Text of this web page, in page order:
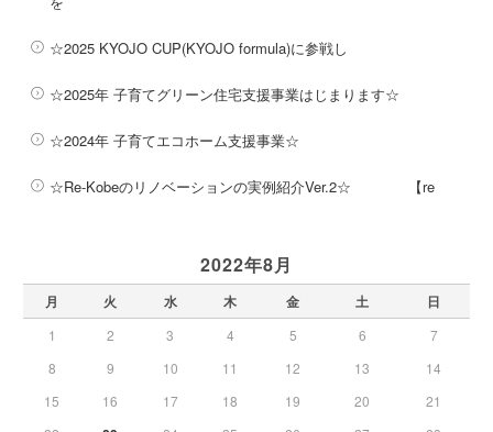
☆2025 KYOJO CUP(KYOJO formula)に参戦し
☆2025年 子育てグリーン住宅支援事業はじまります☆
☆2024年 子育てエコホーム支援事業☆
☆Re-Kobeのリノベーションの実例紹介Ver.2☆ 【re
2022年8月
月 火 水 木 金 土 日
1 2 3 4 5 6
7
8
9 10 11 12 13
14
15
16 17 18 19 20
21